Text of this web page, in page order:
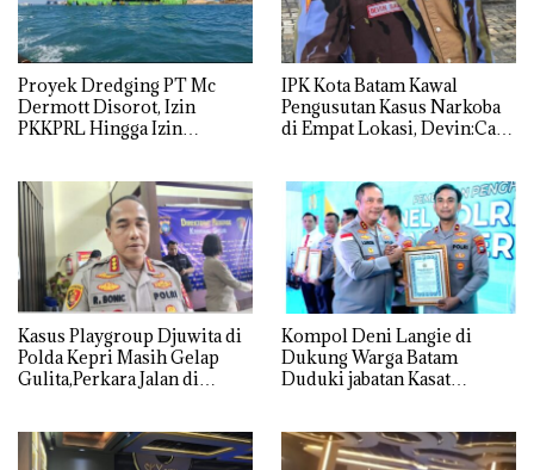
Proyek Dredging PT Mc
Dermott Disorot, Izin
PKKPRL Hingga Izin
IPK Kota Batam Kawal
Pengusutan Kasus Narkoba
di Empat Lokasi, Devin:Cari
Kasus Playgroup Djuwita di
Polda Kepri Masih Gelap
Gulita,Perkara Jalan di
Kompol Deni Langie di
Dukung Warga Batam
Duduki jabatan Kasat